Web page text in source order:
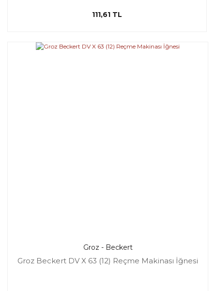
111,61 TL
Groz - Beckert
Groz Beckert DV X 63 (12) Reçme Makinası İğnesi